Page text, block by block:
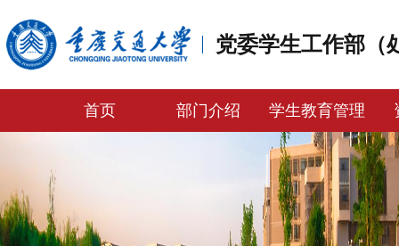
党委学生工作部（
首页 部门介绍 学生教育管理